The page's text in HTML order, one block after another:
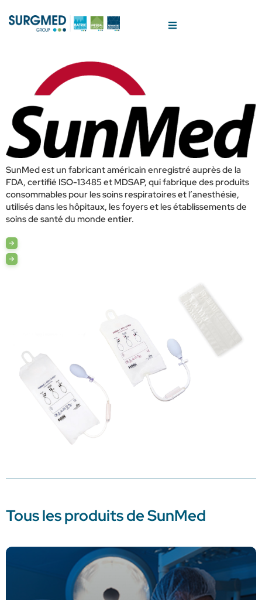
SunMed est un fabricant américain enregistré auprès de la
FDA, certifié ISO-13485 et MDSAP, qui fabrique des produits
consommables pour les soins respiratoires et l’anesthésie,
utilisés dans les hôpitaux, les foyers et les établissements de
soins de santé du monde entier.
Tous les produits de SunMed